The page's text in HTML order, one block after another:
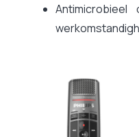
Antimicrobieel